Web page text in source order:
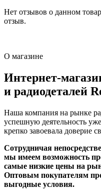
Нет отзывов о данном
отзыв.
О магазине
Интернет-
и радиодеталей
Наша компания на рынке
успешную деятельность
крепко завоевала доверие
Сотрудничая
мы имеем возможность
самые низкие цены на
Оптовым покупателям
выгодные условия.